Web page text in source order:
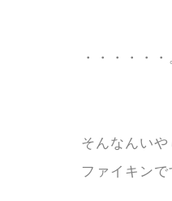
・・・・・
そんなんい
ファイキン